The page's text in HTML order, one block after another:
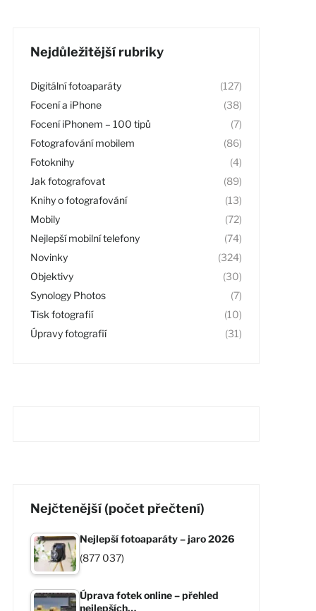
Nejdůležitější rubriky
Digitální fotoaparáty
(127)
Focení a iPhone
(38)
Focení iPhonem – 100 tipů
(7)
Fotografování mobilem
(86)
Fotoknihy
(4)
Jak fotografovat
(89)
Knihy o fotografování
(13)
Mobily
(72)
Nejlepší mobilní telefony
(74)
Novinky
(324)
Objektivy
(30)
Synology Photos
(7)
Tisk fotografií
(10)
Úpravy fotografií
(31)
Nejčtenější (počet přečtení)
Nejlepší fotoaparáty – jaro 2026
(877 037)
Úprava fotek online – přehled
nejlepších…